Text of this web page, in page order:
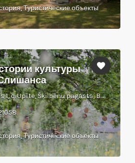
Туристические объекты
культуры
Akas laukums 1, c. Upīte, Šķilbēnu pagasts, Balvu novads
Туристические объекты